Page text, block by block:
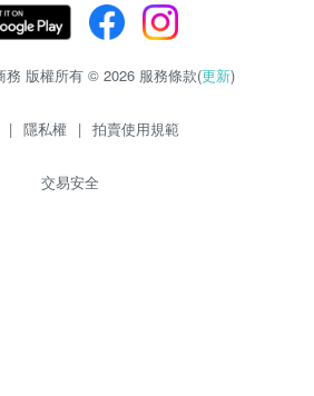
務 版權所有 © 2026 服務條款(更新)
| 隱私權 | 拍賣使用規範
交易安全